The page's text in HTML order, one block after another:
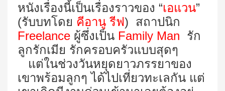
หนังเรื่องนี้เป็นเรื่องราวของ “เอแวน”
(รับบทโดย คีอานู รีฟ) สถาปนิก
Freelance ผู้ซึ่งเป็น Family Man รัก
ลูกรักเมีย รักครอบครัวแบบสุดๆ
แต่ในช่วงวันหยุดยาวภรรยาของ
เขาพร้อมลูกๆ ได้ไปเที่ยวทะเลกัน แต่